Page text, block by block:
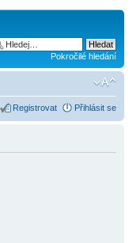
Pokročilé hledání
Registrovat Přihlásit se